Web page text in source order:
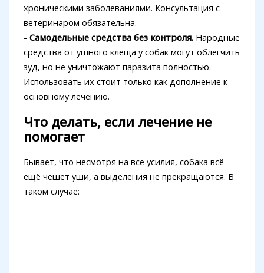
хроническими заболеваниями. Консультация с
ветеринаром обязательна.
- Самодельные средства без контроля.Народные
средства от ушного клеща у собак могут облегчить
зуд, но не уничтожают паразита полностью.
Использовать их стоит только как дополнение к
основному лечению.
Что делать, если лечение не
помогает
Бывает, что несмотря на все усилия, собака всё
ещё чешет уши, а выделения не прекращаются. В
таком случае: